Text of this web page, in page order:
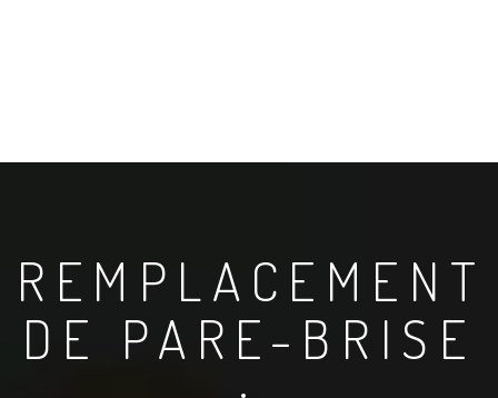
REMPLACEMENT
DE PARE-BRISE